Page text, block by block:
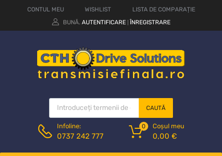
CONTUL MEU WISHLIST
LISTA DE COMPARAȚIE
BUNĂ. AUTENTIFICARE ÎNREGISTRARE
CAUTĂ
Infoline:
0737 242 777
Coșul meu
0,00 €
0